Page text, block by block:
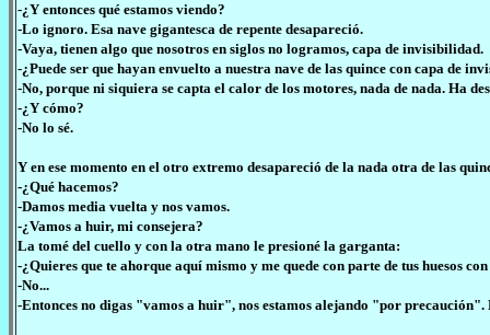
-¿Y entonces qué estamos viendo?
-Lo ignoro. Esa nave gigantesca de repente desapareció.
-Vaya, tienen algo que nosotros en siglos no logramos, capa de invisibilidad.
-¿Puede ser que hayan envuelto a nuestra nave de las quince con capa de
-No, porque ni siquiera se capta el calor de los motores, nada de nada. Ha
-¿Y cómo?
-No lo sé.
Y en ese momento en el otro extremo desapareció de la nada otra de las
-¿Qué hacemos?
-Damos media vuelta y nos vamos.
-¿Vamos a huir, mi consejera?
La tomé del cuello y con la otra mano le presioné la garganta:
-¿Quieres que te ahorque aquí mismo y me quede con parte de tus huesos
-No...
-Entonces no digas "vamos a huir", nos estamos alejando "por